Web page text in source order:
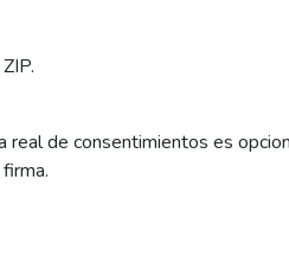
de consentimientos es